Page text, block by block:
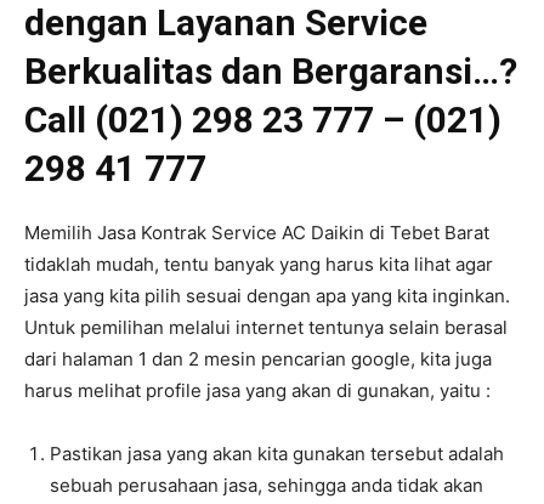
dengan Layanan Service
Berkualitas dan Bergaransi…?
Call (021) 298 23 777 – (021)
298 41 777
Memilih Jasa Kontrak Service AC Daikin di Tebet Barat
tidaklah mudah, tentu banyak yang harus kita lihat agar
jasa yang kita pilih sesuai dengan apa yang kita inginkan.
Untuk pemilihan melalui internet tentunya selain berasal
dari halaman 1 dan 2 mesin pencarian google, kita juga
harus melihat profile jasa yang akan di gunakan, yaitu :
Pastikan jasa yang akan kita gunakan tersebut adalah
sebuah perusahaan jasa, sehingga anda tidak akan